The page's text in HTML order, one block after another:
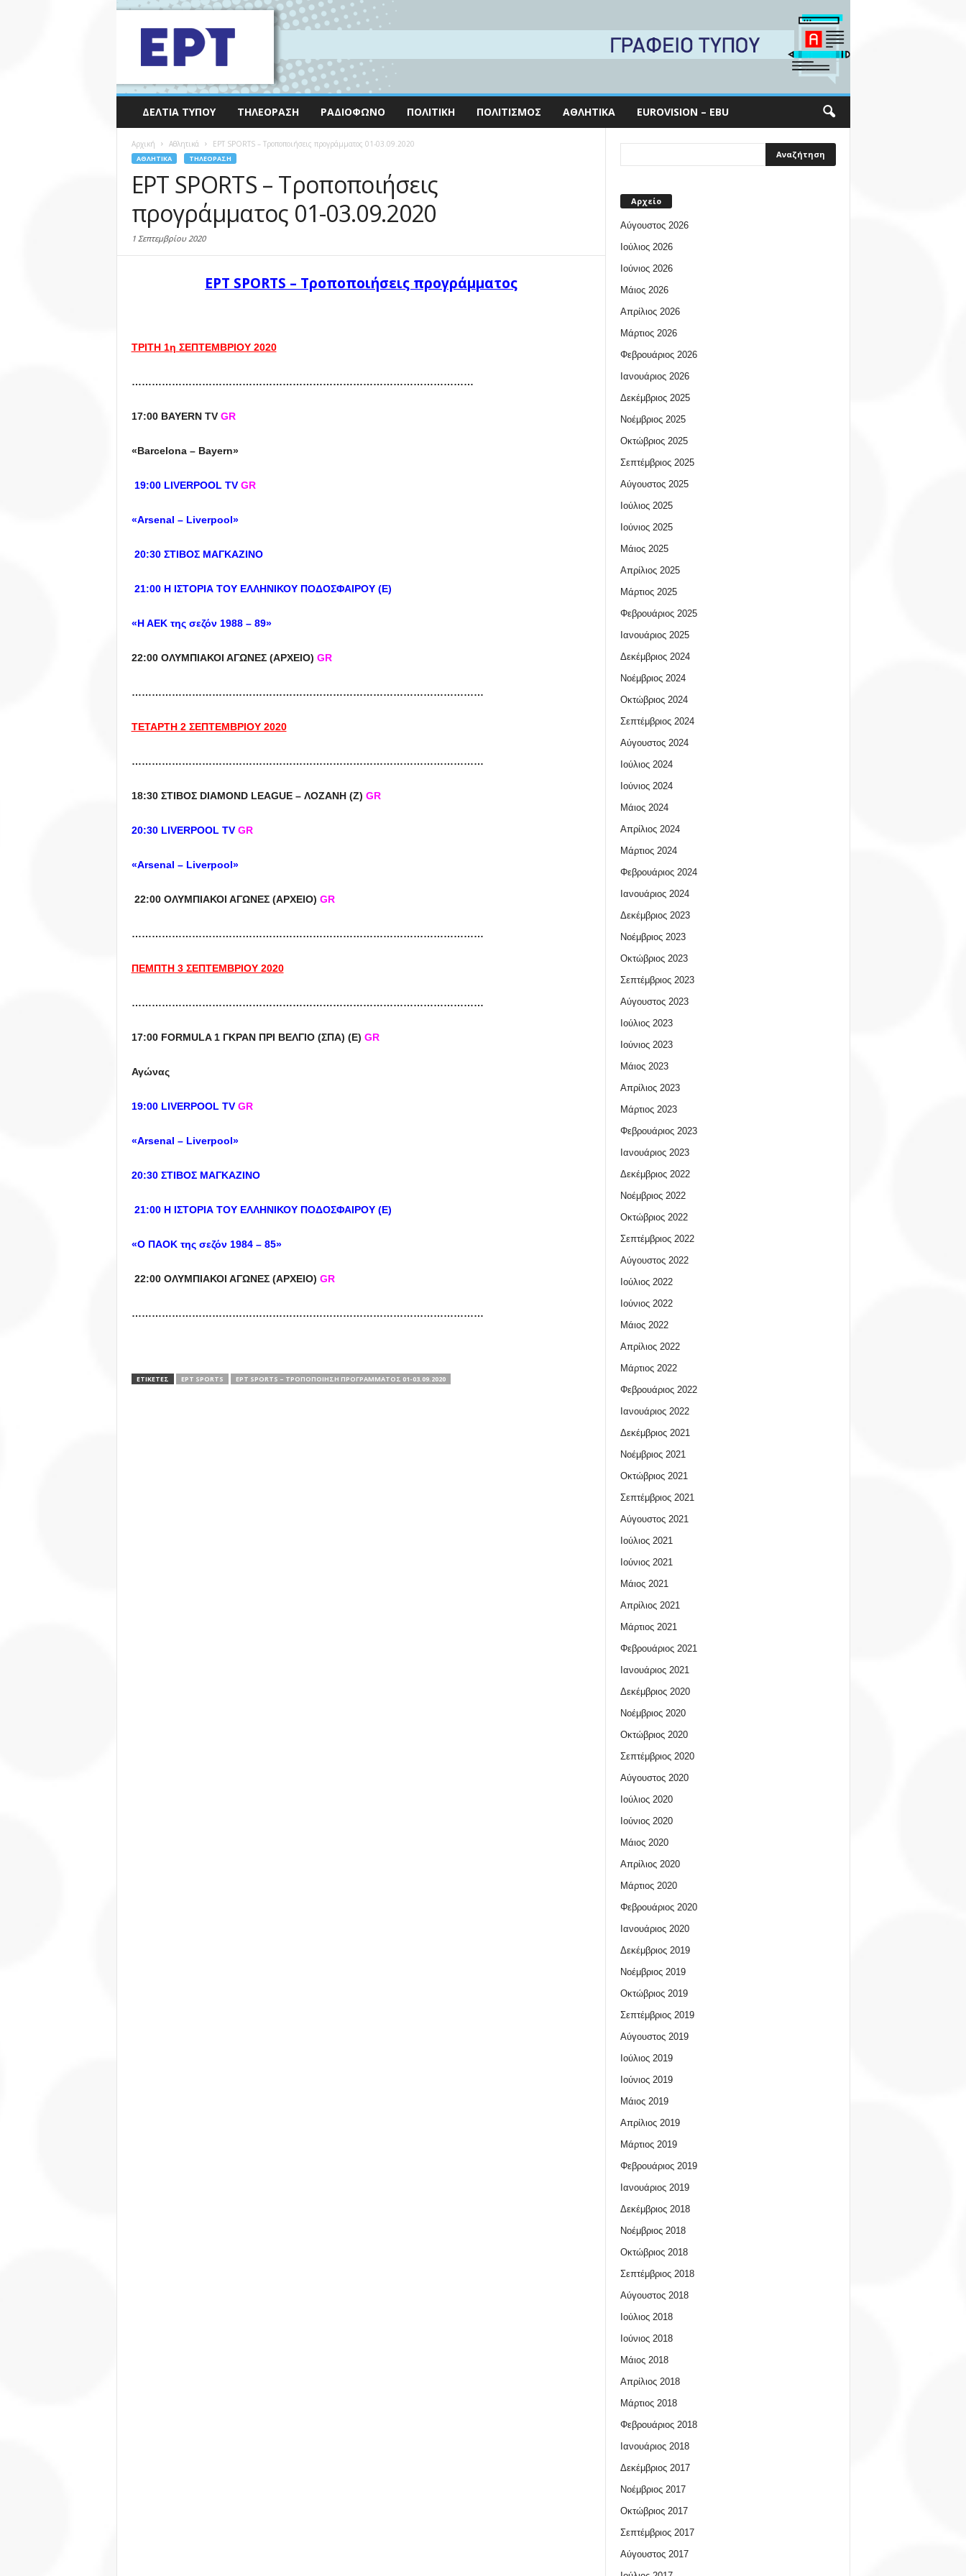
ΔΕΛΤΊΑ ΤΎΠΟΥ ΤΗΛΕΌΡΑΣΗ ΡΑΔΙΌΦΩΝΟ ΠΟΛΙΤΙΚΉ ΠΟΛΙΤΙΣΜΌΣ ΑΘΛΗΤΙΚΆ EUROVISION – EBU
Αρχική Αθλητικά ΕΡΤ SPORTS – Τροποποιήσεις προγράμματος 01-03.09.2020
ΑΘΛΗΤΙΚΆ ΤΗΛΕΌΡΑΣΗ
ΕΡΤ SPORTS – Τροποποιήσεις
προγράμματος 01-03.09.2020
1 Σεπτεμβρίου 2020
ΕΡΤ SPORTS – Τροποποιήσεις προγράμματος
ΤΡΙΤΗ 1η ΣΕΠΤΕΜΒΡΙΟΥ 2020
…………………………………………………………………………………………
17:00 BAYERN TV GR
«Barcelona – Bayern»
19:00 LIVERPOOL TV GR
«Arsenal – Liverpool»
20:30 ΣΤΙΒΟΣ ΜΑΓΚΑΖΙΝΟ
21:00 Η ΙΣΤΟΡΙΑ ΤΟΥ ΕΛΛΗΝΙΚΟΥ ΠΟΔΟΣΦΑΙΡΟΥ (Ε)
«Η ΑΕΚ της σεζόν 1988 – 89»
22:00 ΟΛΥΜΠΙΑΚΟΙ ΑΓΩΝΕΣ (ΑΡΧΕΙΟ) GR
……………………………………………………………………………………………
ΤΕΤΑΡΤΗ 2 ΣΕΠΤΕΜΒΡΙΟΥ 2020
……………………………………………………………………………………………
18:30 ΣΤΙΒΟΣDIAMOND LEAGUE – ΛΟΖΑΝΗ(Ζ) GR
20:30 LIVERPOOL TV GR
«Arsenal – Liverpool»
22:00 ΟΛΥΜΠΙΑΚΟΙ ΑΓΩΝΕΣ (ΑΡΧΕΙΟ) GR
……………………………………………………………………………………………
ΠΕΜΠΤΗ 3 ΣΕΠΤΕΜΒΡΙΟΥ 2020
……………………………………………………………………………………………
17:00 FORMULA1 ΓΚΡΑΝ ΠΡΙ ΒΕΛΓΙΟ (ΣΠΑ) (Ε) GR
Αγώνας
19:00 LIVERPOOL TV GR
«Arsenal – Liverpool»
20:30 ΣΤΙΒΟΣ ΜΑΓΚΑΖΙΝΟ
21:00 Η ΙΣΤΟΡΙΑ ΤΟΥ ΕΛΛΗΝΙΚΟΥ ΠΟΔΟΣΦΑΙΡΟΥ (Ε)
«Ο ΠΑΟΚ της σεζόν 1984 – 85»
22:00 ΟΛΥΜΠΙΑΚΟΙ ΑΓΩΝΕΣ (ΑΡΧΕΙΟ) GR
……………………………………………………………………………………………
ΕΤΙΚΕΤΕΣ ΕΡΤ SPORTS ΕΡΤ SPORTS – ΤΡΟΠΟΠΟΊΗΣΗ ΠΡΟΓΡΆΜΜΑΤΟΣ 01-03.09.2020
Αρχείο
Αύγουστος 2026
Ιούλιος 2026
Ιούνιος 2026
Μάιος 2026
Απρίλιος 2026
Μάρτιος 2026
Φεβρουάριος 2026
Ιανουάριος 2026
Δεκέμβριος 2025
Νοέμβριος 2025
Οκτώβριος 2025
Σεπτέμβριος 2025
Αύγουστος 2025
Ιούλιος 2025
Ιούνιος 2025
Μάιος 2025
Απρίλιος 2025
Μάρτιος 2025
Φεβρουάριος 2025
Ιανουάριος 2025
Δεκέμβριος 2024
Νοέμβριος 2024
Οκτώβριος 2024
Σεπτέμβριος 2024
Αύγουστος 2024
Ιούλιος 2024
Ιούνιος 2024
Μάιος 2024
Απρίλιος 2024
Μάρτιος 2024
Φεβρουάριος 2024
Ιανουάριος 2024
Δεκέμβριος 2023
Νοέμβριος 2023
Οκτώβριος 2023
Σεπτέμβριος 2023
Αύγουστος 2023
Ιούλιος 2023
Ιούνιος 2023
Μάιος 2023
Απρίλιος 2023
Μάρτιος 2023
Φεβρουάριος 2023
Ιανουάριος 2023
Δεκέμβριος 2022
Νοέμβριος 2022
Οκτώβριος 2022
Σεπτέμβριος 2022
Αύγουστος 2022
Ιούλιος 2022
Ιούνιος 2022
Μάιος 2022
Απρίλιος 2022
Μάρτιος 2022
Φεβρουάριος 2022
Ιανουάριος 2022
Δεκέμβριος 2021
Νοέμβριος 2021
Οκτώβριος 2021
Σεπτέμβριος 2021
Αύγουστος 2021
Ιούλιος 2021
Ιούνιος 2021
Μάιος 2021
Απρίλιος 2021
Μάρτιος 2021
Φεβρουάριος 2021
Ιανουάριος 2021
Δεκέμβριος 2020
Νοέμβριος 2020
Οκτώβριος 2020
Σεπτέμβριος 2020
Αύγουστος 2020
Ιούλιος 2020
Ιούνιος 2020
Μάιος 2020
Απρίλιος 2020
Μάρτιος 2020
Φεβρουάριος 2020
Ιανουάριος 2020
Δεκέμβριος 2019
Νοέμβριος 2019
Οκτώβριος 2019
Σεπτέμβριος 2019
Αύγουστος 2019
Ιούλιος 2019
Ιούνιος 2019
Μάιος 2019
Απρίλιος 2019
Μάρτιος 2019
Φεβρουάριος 2019
Ιανουάριος 2019
Δεκέμβριος 2018
Νοέμβριος 2018
Οκτώβριος 2018
Σεπτέμβριος 2018
Αύγουστος 2018
Ιούλιος 2018
Ιούνιος 2018
Μάιος 2018
Απρίλιος 2018
Μάρτιος 2018
Φεβρουάριος 2018
Ιανουάριος 2018
Δεκέμβριος 2017
Νοέμβριος 2017
Οκτώβριος 2017
Σεπτέμβριος 2017
Αύγουστος 2017